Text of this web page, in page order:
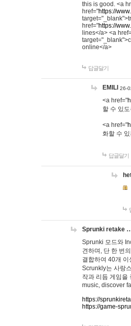
this is good. <a
href="https://
href="https://
lines</a> <a
online</a>
답글달기
EMILI 26-
<a href="
할 수 있
<a href="
화할 수
답글달기
Sprunki retake
Sprunki 모드와
견하며, 단 한 번
결합하여 40개
Scrunkly는 사랑
작과 리듬 게임을
music, discover
https://
https://game-